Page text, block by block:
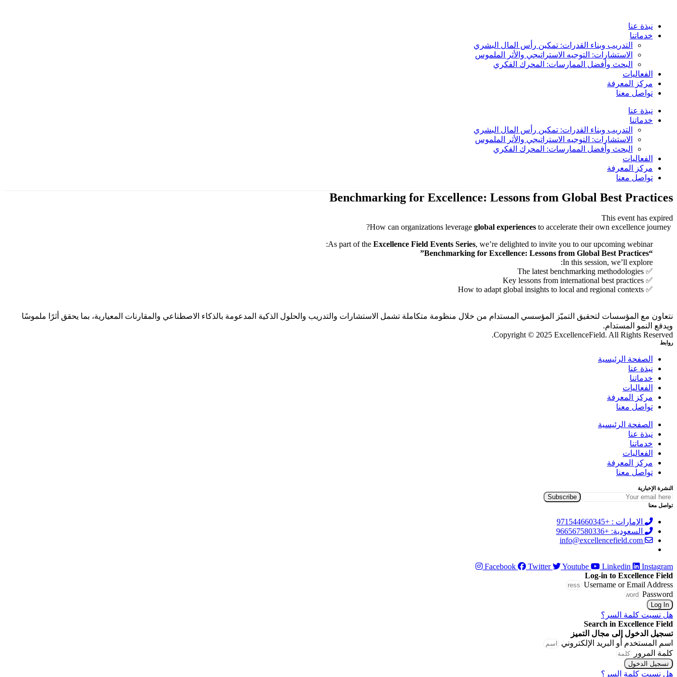
contentنبذة عنا
خدماتنا
التدريب وبناء القدرات: تمكين رأس المال البشري
الاستشارات: التوجيه الاستراتيجي والأثر الملموس
البحث وأفضل الممارسات: المحرك الفكري
الفعاليات
مركز المعرفة
تواصل معنا
نبذة عنا
خدماتنا
التدريب وبناء القدرات: تمكين رأس المال البشري
الاستشارات: التوجيه الاستراتيجي والأثر الملموس
البحث وأفضل الممارسات: المحرك الفكري
الفعاليات
مركز المعرفة
تواصل معنا
Benchmarking for Excellence: Lessons from Global Best Practices
This event has expired
global experiences to accelerate their own excellence journey?
As part of the Excellence Field Events Series, we’re delighted to invite you to our upcoming webinar:
“Benchmarking for Excellence: Lessons from Global Best Practices”
In this session, we’ll explore:
✅ The latest benchmarking methodologies
✅ Key lessons from international best practices
✅ How to adapt global insights to local and regional contexts
نتعاون مع المؤسسات لتحقيق التميّز المؤسسي المستدام من خلال منظومة متكاملة تشمل الاستشارات والتدريب والحلول الذكية المدعومة بالذكاء الاصطناعي والمقارنات المعيارية، بما يحقق أثرًا ملموسًا
ويدفع النمو المستدام.
Copyright © 2025 ExcellenceField. All Rights Reserved.
روابط
الصفحة الرئيسية
نبذة عنا
خدماتنا
الفعاليات
مركز المعرفة
تواصل معنا
الصفحة الرئيسية
نبذة عنا
خدماتنا
الفعاليات
مركز المعرفة
تواصل معنا
النشرة الإخبارية
تواصل معنا
الإمارات : +971544660345
السعودية: +966567580336
info@excellencefield.com
Facebook Twitter Youtube Linkedin
Instagram
Log-in to Excellence Field
Username or Email Address
Password
Log In
هل نسيت كلمة السر؟
Search in Excellence Field
تسجيل الدخول إلى مجال التميز
اسم المستخدم أو البريد الإلكتروني
كلمة المرور
تسجيل الدخول
هل نسيت كلمة السر؟